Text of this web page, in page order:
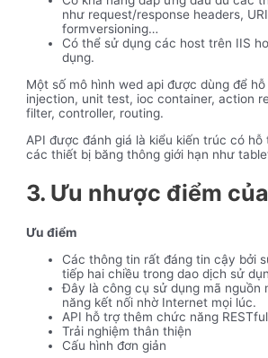
như request/response headers,
formversioning…
Có thể sử dụng các host trên IIS
dụng.
Một số mô hình wed api được dùng để
injection, unit test, ioc container, action
filter, controller, routing.
API được đánh giá là kiểu kiến trúc có
các thiết bị băng thông giới hạn như
3. Ưu nhược điểm
Ưu điểm
Các thông tin rất đáng tin cậy bởi
tiếp hai chiều trong dao dịch sử
Đây là công cụ sử dụng mã nguồn
năng kết nối nhờ Internet mọi lúc.
API hỗ trợ thêm chức năng
Trải nghiệm thân thiện
Cấu hình đơn giản